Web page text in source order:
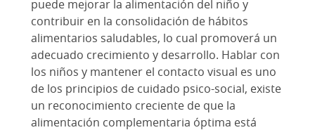
puede mejorar la alimentación del niño y
contribuir en la consolidación de hábitos
alimentarios saludables, lo cual promoverá un
adecuado crecimiento y desarrollo. Hablar con
los niños y mantener el contacto visual es uno
de los principios de cuidado psico-social, existe
un reconocimiento creciente de que la
alimentación complementaria óptima está